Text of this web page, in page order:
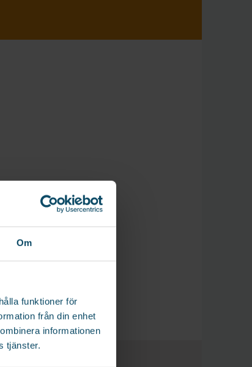
Om
funktioner för
från din enhet
informationen
tjänster.